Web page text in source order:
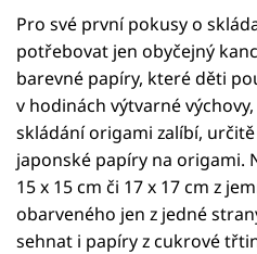
Pro své první pokusy o
potřebovat jen obyčejný
barevné papíry, které děti
v hodinách výtvarné
skládání origami zalíbí,
japonské papíry na origami.
15 x 15 cm či 17 x 17 cm z
obarveného jen z jedné
sehnat i papíry z cukrové